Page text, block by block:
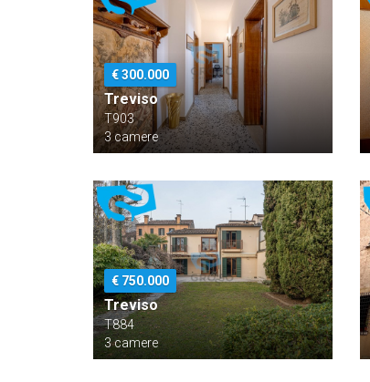
€ 300.000
Treviso
T903
3 camere
€ 750.000
Treviso
T884
3 camere